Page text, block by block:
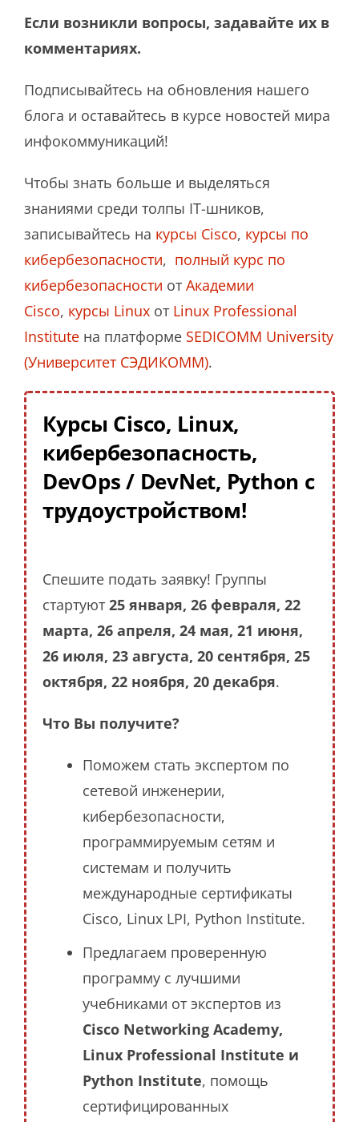
Если возникли вопросы, задавайте их в
комментариях.
Подписывайтесь на обновления нашего
блога и оставайтесь в курсе новостей мира
инфокоммуникаций!
Чтобы знать больше и выделяться
знаниями среди толпы IT-шников,
записывайтесь на курсы Cisco, курсы по
кибербезопасности, полный курс по
кибербезопасности от Академии
Cisco, курсы Linux от Linux Professional
Institute на платформе SEDICOMM University
(Университет СЭДИКОММ).
Курсы Cisco, Linux,
кибербезопасность,
DevOps / DevNet, Python с
трудоустройством!
Спешите подать заявку! Группы
стартуют 25 января, 26 февраля, 22
марта, 26 апреля, 24 мая, 21 июня,
26 июля, 23 августа, 20 сентября, 25
октября, 22 ноября, 20 декабря.
Что Вы получите?
Поможем стать экспертом по
сетевой инженерии,
кибербезопасности,
программируемым сетям и
системам и получить
международные сертификаты
Cisco, Linux LPI, Python Institute.
Предлагаем проверенную
программу с лучшими
учебниками от экспертов из
Cisco Networking Academy,
Linux Professional Institute и
Python Institute, помощь
сертифицированных